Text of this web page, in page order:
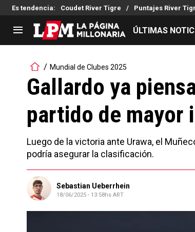
Es tendencia: Coudet River Tigre Puntajes River
LIGA PROFESIONAL
Noticias
Tabla de posiciones
Reserva
Copa
Copa Argentina
Selección
ÚLTIMAS
Mundial de Clubes 2025
Gallardo ya
partido de mayor
Luego de la victoria ante Urawa, el
podría asegurar la clasificación.
Sebastian Ueberrhein
18/06/2025 - 13:58hs ART